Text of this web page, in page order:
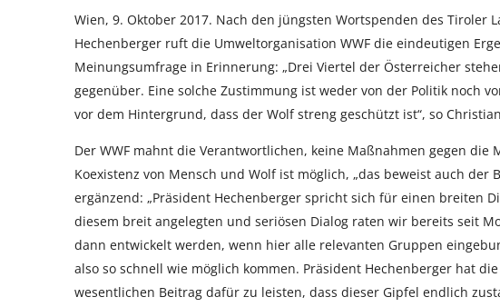
Wien, 9. Oktober 2017. Nach den jüngsten Wortspenden des Tiroler
Hechenberger ruft die Umweltorganisation WWF die eindeutigen
Meinungsumfrage in Erinnerung: „Drei Viertel der Österreicher
gegenüber. Eine solche Zustimmung ist weder von der Politik noch
vor dem Hintergrund, dass der Wolf streng geschützt ist“, so
Der WWF mahnt die Verantwortlichen, keine Maßnahmen gegen
Koexistenz von Mensch und Wolf ist möglich, „das beweist auch
ergänzend: „Präsident Hechenberger spricht sich für einen breiten
diesem breit angelegten und seriösen Dialog raten wir bereits seit
dann entwickelt werden, wenn hier alle relevanten Gruppen
also so schnell wie möglich kommen. Präsident Hechenberger hat
wesentlichen Beitrag dafür zu leisten, dass dieser Gipfel endlich